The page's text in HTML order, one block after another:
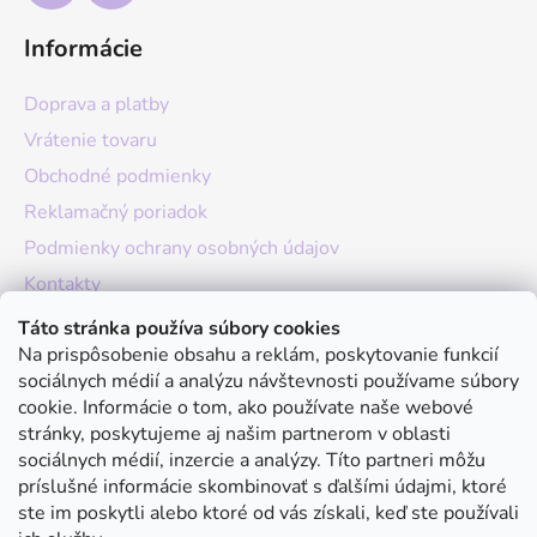
Táto stránka používa súbory cookies
Na prispôsobenie obsahu a reklám, poskytovanie funkcií
sociálnych médií a analýzu návštevnosti používame súbory
cookie. Informácie o tom, ako používate naše webové
stránky, poskytujeme aj našim partnerom v oblasti
sociálnych médií, inzercie a analýzy. Títo partneri môžu
príslušné informácie skombinovať s ďalšími údajmi, ktoré
ste im poskytli alebo ktoré od vás získali, keď ste používali
Informácie
Doprava a platby
Vrátenie tovaru
Obchodné podmienky
Reklamačný poriadok
Podmienky ochrany osobných údajov
Kontakty
O nás
Hodnotenie obchodu
Moja objednávka
Instagram